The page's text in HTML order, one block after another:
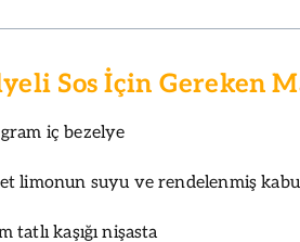
Sos İçin Gereken
iç bezelye
limonun suyu ve rendelenmiş
tatlı kaşığı nişasta